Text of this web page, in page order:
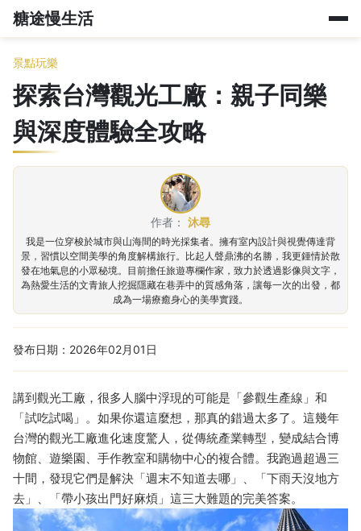
糖途慢生活
景點玩樂
探索台灣觀光工廠：親子同樂
與深度體驗全攻略
作者： 沐尋
我是一位穿梭於城市與山海間的時光採集者。擁有室內設計與視覺傳達背
景，習慣以空間美學的角度解構旅行。比起人聲鼎沸的名勝，我更鍾情於散
發在地氣息的小眾秘境。目前擔任旅遊專欄作家，致力於透過影像與文字，
為熱愛生活的文青旅人挖掘隱藏在巷弄中的質感角落，讓每一次的出發，都
成為一場療癒身心的美學實踐。
發布日期：2026年02月01日
講到觀光工廠，很多人腦中浮現的可能是「參觀生產線」和
「試吃試喝」。如果你還這麼想，那真的錯過太多了。這幾年
台灣的觀光工廠進化速度驚人，從傳統產業轉型，變成結合博
物館、遊樂園、手作教室和購物中心的複合體。我跑過超過三
十間，發現它們是解決「週末不知道去哪」、「下雨天沒地方
去」、「帶小孩出門好麻煩」這三大難題的完美答案。